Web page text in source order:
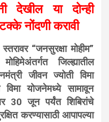
देखील या दोन्ही
नोंदणी करावी
“जनसुरक्षा मोहीम”
जिल्ह्यातील
जीवन ज्योती विमा
विमा योजनेमध्ये सामावून
30 जून पर्यंत शिबिरांचे
करण्यासाठी आपापल्या